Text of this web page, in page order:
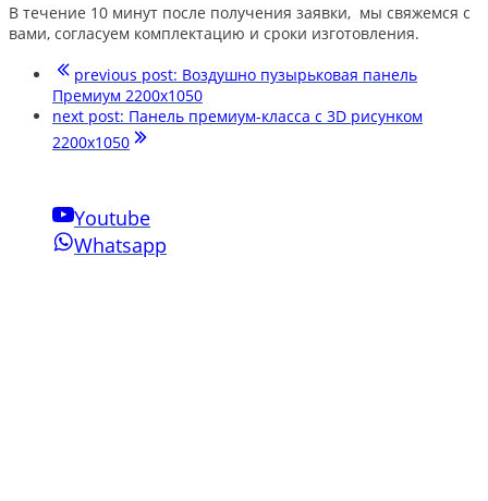
В течение 10 минут после получения заявки, мы свяжемся с
вами, согласуем комплектацию и сроки изготовления.
previous post: Воздушно пузырьковая панель
Премиум 2200х1050
next post: Панель премиум-класса с 3D рисунком
2200х1050
Youtube
Whatsapp